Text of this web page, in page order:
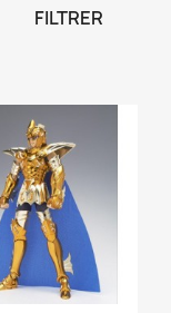
FILTRER